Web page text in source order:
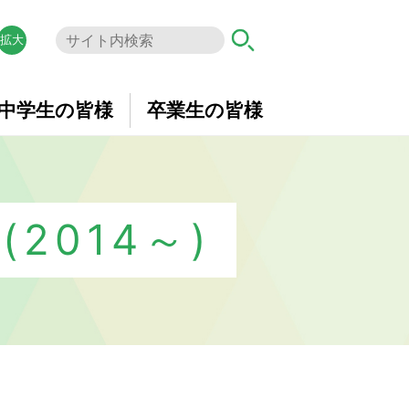
拡大
学生の皆様 卒業生の皆様
～)